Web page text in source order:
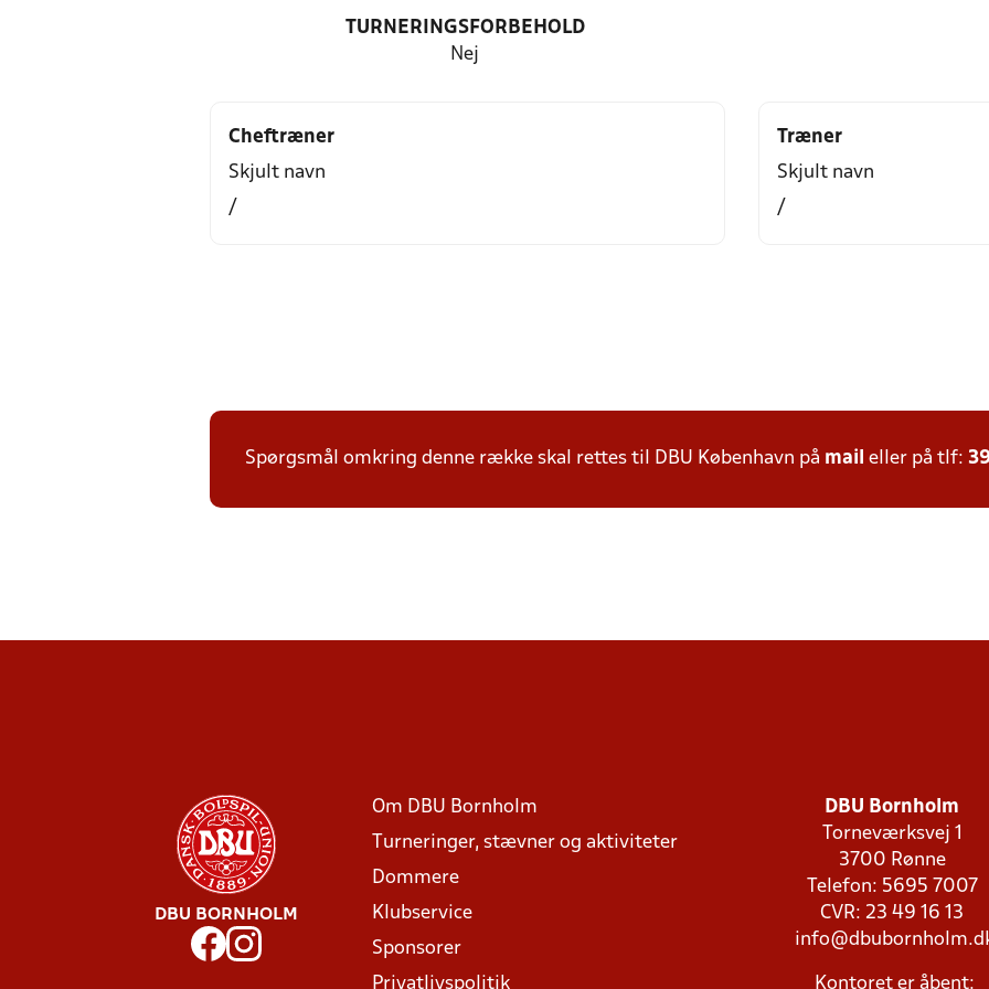
TURNERINGSFORBEHOLD
Nej
Cheftræner
Skjult navn
/
Træner
Skjult navn
/
Spørgsmål omkring denne række skal rettes til DBU København på mail eller på tlf:
DBU BORNHOLM
Om DBU Bornholm
Turneringer, stævner og aktiviteter
Dommere
Klubservice
Sponsorer
Privatlivspolitik
DBU Bornholm
Torneværksvej 1
3700 Rønne
Telefon: 5695 7007
CVR: 23 49 16 13
Kontoret er åbent: